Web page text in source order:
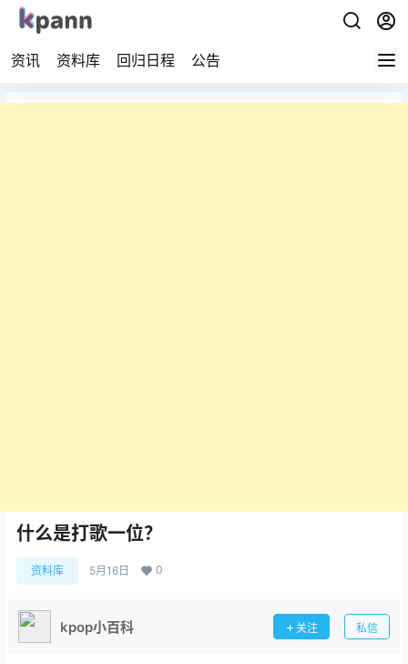
资讯 资料库 回归日程 公告
什么是打歌一位？
资料库 5月16日 0
kpop小百科 关注 私信